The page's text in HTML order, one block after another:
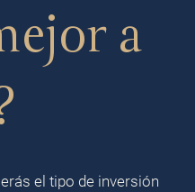
a
el tipo de inversión